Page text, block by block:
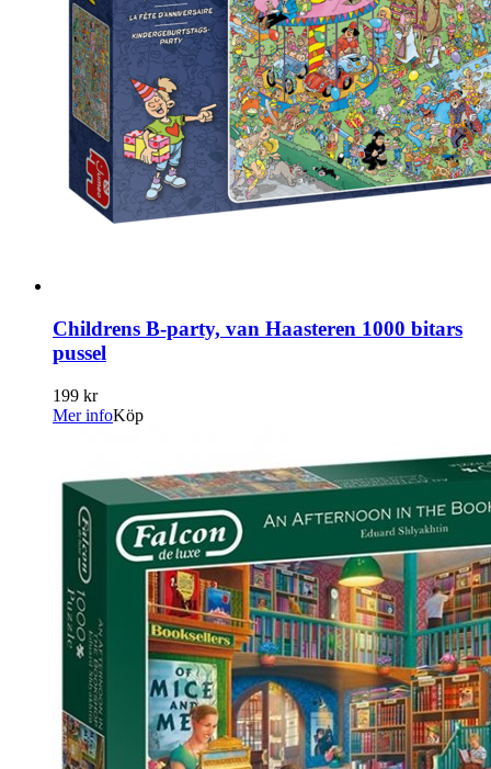
Childrens B-party, van Haasteren 1000 bitars
pussel
199 kr
Mer infoKöp